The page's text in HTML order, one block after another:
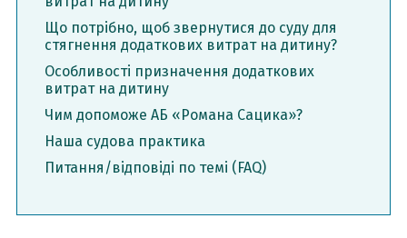
Що потрібно, щоб звернутися до суду для
стягнення додаткових витрат на дитину?
Особливості призначення додаткових
витрат на дитину
Чим допоможе АБ «Романа Сацика»?
Наша судова практика
Питання/відповіді по темі (FAQ)